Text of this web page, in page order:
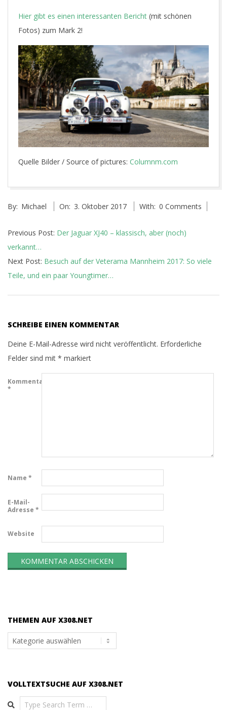
Hier gibt es einen interessanten Bericht (mit schönen
Fotos) zum Mark 2!
Quelle Bilder / Source of pictures: Columnm.com
10-
By: Michael On: 3. Oktober 2017 With: 0 Comments
Previous Post: Der Jaguar XJ40 – klassisch, aber (noch)
verkannt…
Next Post: Besuch auf der Veterama Mannheim 2017: So viele
Teile, und ein paar Youngtimer…
SCHREIBE EINEN KOMMENTAR
Deine E-Mail-Adresse wird nicht veröffentlicht. Erforderliche
Felder sind mit * markiert
Kommentar
*
Name *
E-Mail-
Adresse *
Website
THEMEN AUF X308.NET
Themen
auf
VOLLTEXTSUCHE AUF X308.NET
Search